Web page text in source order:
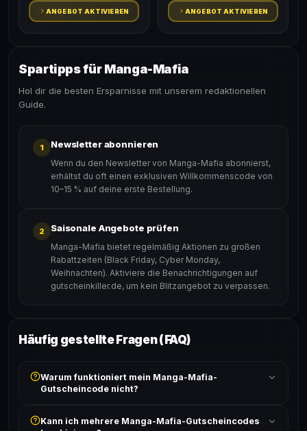
ANGEBOT AKTIVIEREN ANGEBOT AKTIVIEREN
Spartipps für Manga-Mafia
Hol dir die besten Ersparnisse mit unserem redaktionellen
Guide.
1 Newsletter abonnieren
Wenn du den Newsletter von Manga-Mafia abonnierst,
erhältst du oft einen exklusiven Willkommenscode von
10–15 % auf deine erste Bestellung.
2 Saisonale Angebote prüfen
Manga-Mafia bietet regelmäßig Aktionen zu großen
Rabattzeiten (Black Friday, Cyber Monday,
Weihnachten). Aktiviere die Benachrichtigungen auf
gutscheinkiller.de, um kein Blitzangebot zu verpassen.
Häufig gestellte Fragen (FAQ)
Warum funktioniert mein Manga-Mafia-
Gutscheincode nicht?
ist und ob der Code nicht für bereits reduzierte Artikel
Kann ich mehrere Manga-Mafia-Gutscheincodes